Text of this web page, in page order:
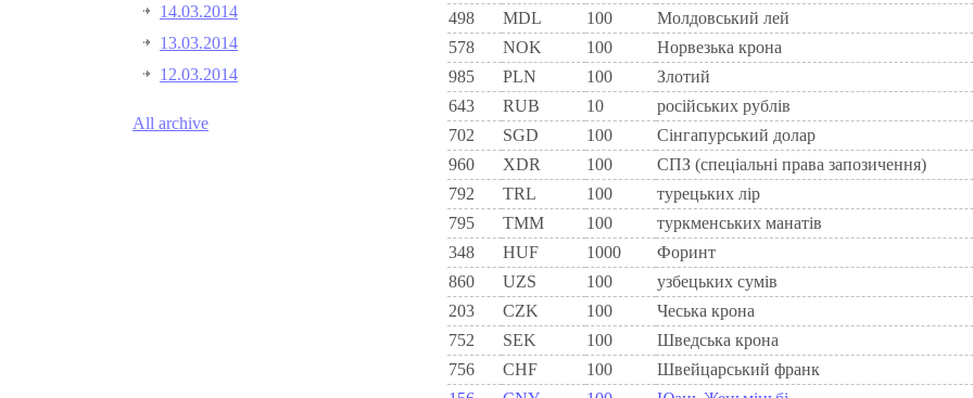
14.03.2014
13.03.2014
12.03.2014
All archive
498
MDL 100
Молдовський лей
578
NOK 100
Норвезька крона
985
PLN 100
Злотий
643
RUB 10
російських рублів
702
SGD 100
Сінгапурський долар
960
XDR 100
СПЗ (спеціальні права запозичення)
792
TRL 100
турецьких лір
795
TMM 100
туркменських манатів
348
HUF 1000
Форинт
860
UZS 100
узбецьких сумів
203
CZK 100
Чеська крона
752
SEK 100
Шведська крона
756
CHF 100
Швейцарський франк